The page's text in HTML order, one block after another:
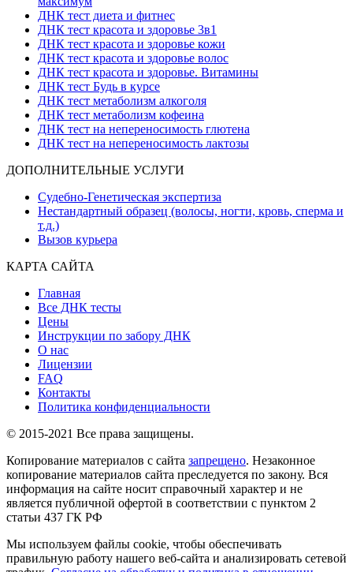
ДНК тест диета и фитнес
ДНК тест красота и здоровье 3в1
ДНК тест красота и здоровье кожи
ДНК тест красота и здоровье волос
ДНК тест красота и здоровье. Витамины
ДНК тест Будь в курсе
ДНК тест метаболизм алкоголя
ДНК тест метаболизм кофеина
ДНК тест на непереносимость глютена
ДНК тест на непереносимость лактозы
ДОПОЛНИТЕЛЬНЫЕ УСЛУГИ
Судебно-Генетическая экспертиза
Нестандартный образец (волосы, ногти, кровь, сперма и
т.д.)
Вызов курьера
КАРТА САЙТА
Главная
Все ДНК тесты
Цены
Инструкции по забору ДНК
О нас
Лицензии
FAQ
Контакты
Политика конфиденциальности
© 2015-2021 Все права защищены.
Копирование материалов с сайта запрещено. Незаконное
копирование материалов сайта преследуется по закону. Вся
информация на сайте носит справочный характер и не
является публичной офертой в соответствии с пунктом 2
статьи 437 ГК РФ
Мы используем файлы cookie, чтобы обеспечивать
правильную работу нашего веб-сайта и анализировать сетевой